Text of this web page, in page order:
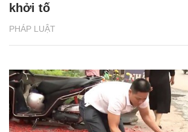
PHÁP LUẬT
khởi tố